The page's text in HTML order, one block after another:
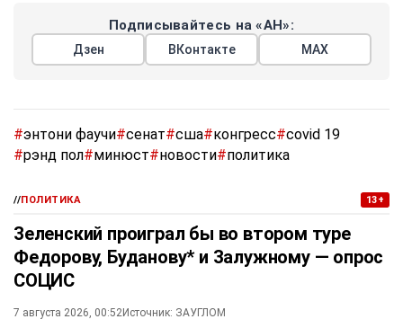
Подписывайтесь на «АН»:
Дзен ВКонтакте МАХ
#энтони фаучи#сенат#сша#конгресс#covid 19
#рэнд пол#минюст#новости#политика
//ПОЛИТИКА 13+
Зеленский проиграл бы во втором туре
Федорову, Буданову* и Залужному — опрос
СОЦИС
7 августа 2026, 00:52Источник: ЗАУГЛОМ